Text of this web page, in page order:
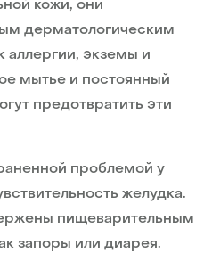
кожи, они
дерматологическим
аллергии, экземы и
мытье и постоянный
предотвратить эти
проблемой у
желудка.
пищеварительным
запоры или диарея.